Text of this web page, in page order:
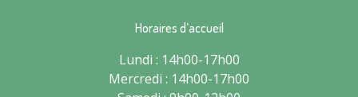
Horaires d’accueil
Lundi : 14h00-17h00
Mercredi : 14h00-17h00